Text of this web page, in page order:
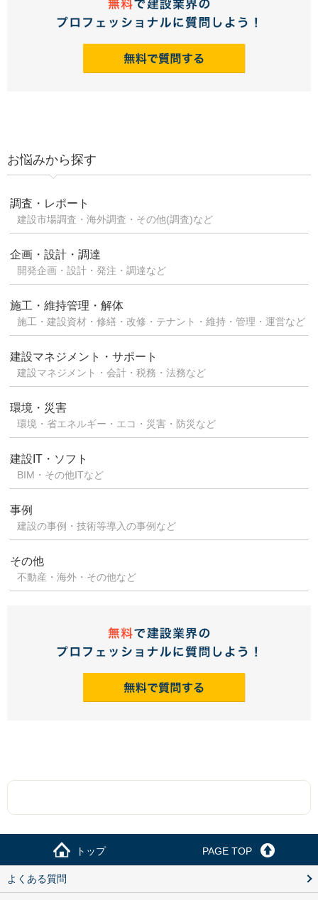
お悩みから探す
調査・レポート
建設市場調査・海外調査・その他(調査)など
企画・設計・調達
開発企画・設計・発注・調達など
施工・維持管理・解体
施工・建設資材・修繕・改修・テナント・維持・管理・運営など
建設マネジメント・サポート
建設マネジメント・会計・税務・法務など
環境・災害
環境・省エネルギー・エコ・災害・防災など
建設IT・ソフト
BIM・その他ITなど
事例
建設の事例・技術等導入の事例など
その他
不動産・海外・その他など
トップ PAGE TOP
よくある質問